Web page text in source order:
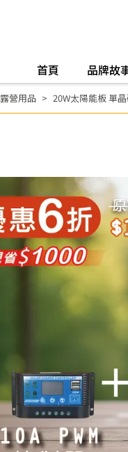
首頁 品牌故
露營用品 20W太陽能板 單